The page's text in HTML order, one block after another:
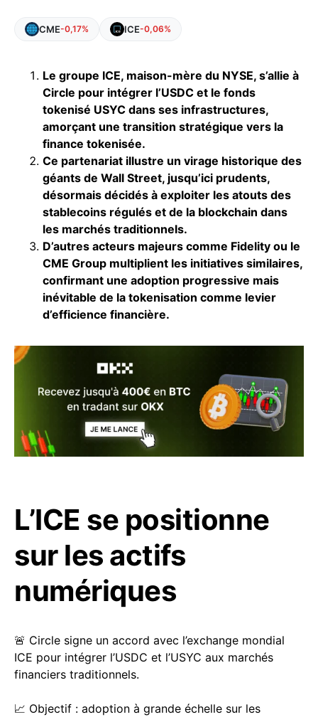
CME-0,17% ICE-0,06%
Le groupe ICE, maison-mère du NYSE, s’allie à
Circle pour intégrer l’USDC et le fonds
tokenisé USYC dans ses infrastructures,
amorçant une transition stratégique vers la
finance tokenisée.
Ce partenariat illustre un virage historique des
géants de Wall Street, jusqu’ici prudents,
désormais décidés à exploiter les atouts des
stablecoins régulés et de la blockchain dans
les marchés traditionnels.
D’autres acteurs majeurs comme Fidelity ou le
CME Group multiplient les initiatives similaires,
confirmant une adoption progressive mais
inévitable de la tokenisation comme levier
d’efficience financière.
L’ICE se positionne
sur les actifs
numériques
🚨 Circle signe un accord avec l’exchange mondial
ICE pour intégrer l’USDC et l’USYC aux marchés
financiers traditionnels.
📈 Objectif : adoption à grande échelle sur les